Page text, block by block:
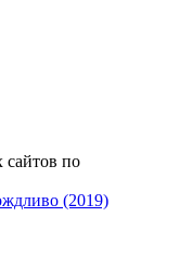
по
(2019)